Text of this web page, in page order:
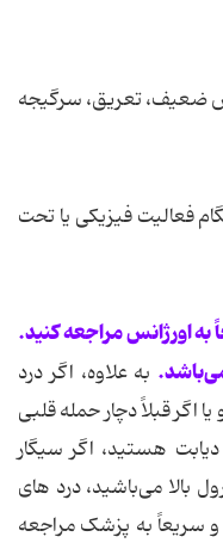
ضعیف، تعریق، سرگیجه
فعالیت فیزیکی یا تحت
اورژانس مراجعه کنید.
به علاوه، اگر درد
قبلاً دچار حمله قلبی
دیابت هستید، اگر سیگار
بالا می‌باشید، درد های
سریعاً به پزشک مراجعه